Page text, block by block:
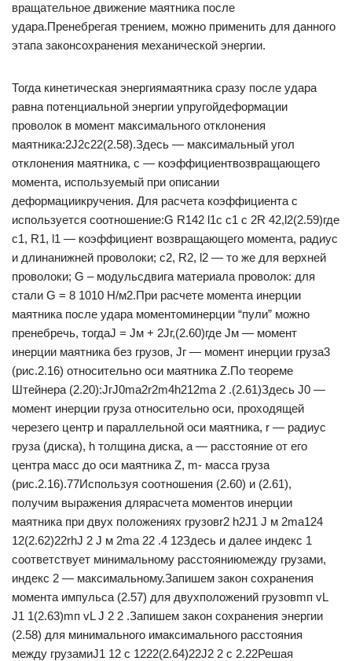
вращательное движение маятника после
удара.Пренебрегая трением, можно применить для данного
этапа законсохранения механической энергии.
Тогда кинетическая энергиямаятника сразу после удара
равна потенциальной энергии упругойдеформации
проволок в момент максимального отклонения
маятника:2J2c22(2.58).Здесь — максимальный угол
отклонения маятника, с — коэффициентвозвращающего
момента, используемый при описании
деформациикручения. Для расчета коэффициента с
используется соотношение:G R142 l1с с1 с 2R 42,l2(2.59)где
с1, R1, l1 — коэффициент возвращающего момента, радиус
и длинанижней проволоки; с2, R2, l2 — то же для верхней
проволоки; G – модульсдвига материала проволок: для
стали G = 8 1010 Н/м2.При расчете момента инерции
маятника после удара моментоминерции “пули” можно
пренебречь, тогдаJ = Jм + 2Jг,(2.60)где Jм — момент
инерции маятника без грузов, Jг — момент инерции груза3
(рис.2.16) относительно оси маятника Z.По теореме
Штейнера (2.20):JгJ0ma2r2m4h212ma 2 .(2.61)Здесь J0 —
момент инерции груза относительно оси, проходящей
черезего центр и параллельной оси маятника, r — радиус
груза (диска), h толщина диска, а — расстояние от его
центра масс до оси маятника Z, m- масса груза
(рис.2.16).77Используя соотношения (2.60) и (2.61),
получим выражения длярасчета моментов инерции
маятника при двух положениях грузовr2 h2J1 J м 2ma124
12(2.62)22rhJ 2 J м 2ma 22 .4 12Здесь и далее индекс 1
соответствует минимальному расстояниюмежду грузами,
индекс 2 — максимальному.Запишем закон сохранения
момента импульса (2.57) для двухположений грузовmп vL
J1 1(2.63)mп vL J 2 2 .Запишем закон сохранения энергии
(2.58) для минимального имаксимального расстояния
между грузамиJ1 12 c 1222(2.64)22J2 2 c 2.22Решая